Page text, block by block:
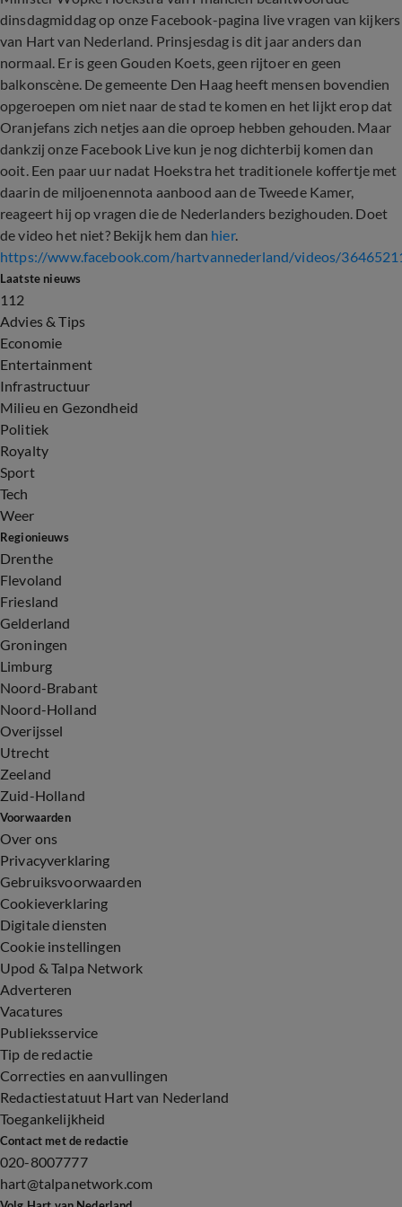
dinsdagmiddag op onze Facebook-pagina live vragen van kijkers
van Hart van Nederland. Prinsjesdag is dit jaar anders dan
normaal. Er is geen Gouden Koets, geen rijtoer en geen
balkonscène. De gemeente Den Haag heeft mensen bovendien
opgeroepen om niet naar de stad te komen en het lijkt erop dat
Oranjefans zich netjes aan die oproep hebben gehouden. Maar
dankzij onze Facebook Live kun je nog dichterbij komen dan
ooit. Een paar uur nadat Hoekstra het traditionele koffertje met
daarin de miljoenennota aanbood aan de Tweede Kamer,
reageert hij op vragen die de Nederlanders bezighouden. Doet
de video het niet? Bekijk hem dan hier.
https://www.facebook.com/hartvannederland/videos/
Laatste nieuws
112
Advies & Tips
Economie
Entertainment
Infrastructuur
Milieu en Gezondheid
Politiek
Royalty
Sport
Tech
Weer
Regionieuws
Drenthe
Flevoland
Friesland
Gelderland
Groningen
Limburg
Noord-Brabant
Noord-Holland
Overijssel
Utrecht
Zeeland
Zuid-Holland
Voorwaarden
Over ons
Privacyverklaring
Gebruiksvoorwaarden
Cookieverklaring
Digitale diensten
Cookie instellingen
Upod & Talpa Network
Adverteren
Vacatures
Publieksservice
Tip de redactie
Correcties en aanvullingen
Redactiestatuut Hart van Nederland
Toegankelijkheid
Contact met de redactie
020-8007777
hart@talpanetwork.com